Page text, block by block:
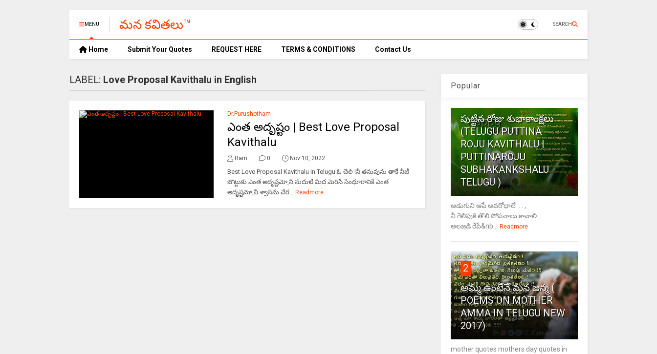
MENU మన కవితలు™ SEARCH
Home Submit Your Quotes REQUEST HERE TERMS & CONDITIONS Contact Us
LABEL: Love Proposal Kavithalu in English
Dr.Purushotham
ఎంత అదృష్టం | Best Love Proposal
Kavithalu
Ram 0 Nov 10, 2022
Best Love Proposal Kavithalu in Telugu.ఓ చెలి !నీ తనువును తాకే నీటి
బొట్టుకు ఎంత అదృష్టమో,నీ నుదుటి మీద మెరిసే సింధూరానికి ఎంత
అదృష్టమో,నీ శ్వాసను చేర... Readmore
Popular
పుట్టిన రోజు శుభాకాంక్షలు
(TELUGU PUTTINA
ROJU KAVITHALU |
PUTTINAROJU
SUBHAKANKSHALU
TELUGU )
అడుగుని ఆపే అవరోధాలే . . ,
నీ గెలిపుకి తొలి సోపనాలు కావాలి . . .
అలజడి రేపే&nb...
Readmore
2
అమ్మ ఉంటేనే మన జన్మ (
POEMS ON MOTHER
AMMA IN TELUGU NEW
2017)
mother quotes mothers day quotes in